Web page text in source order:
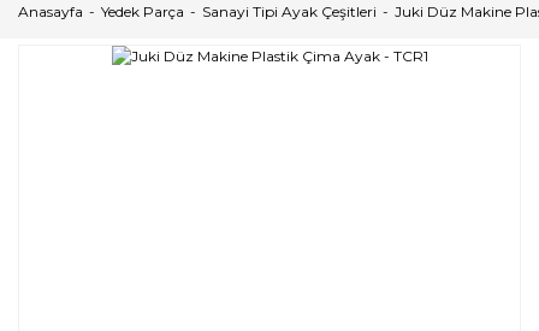
Anasayfa Yedek Parça Sanayi Tipi Ayak Çeşitleri Juki Düz Makine